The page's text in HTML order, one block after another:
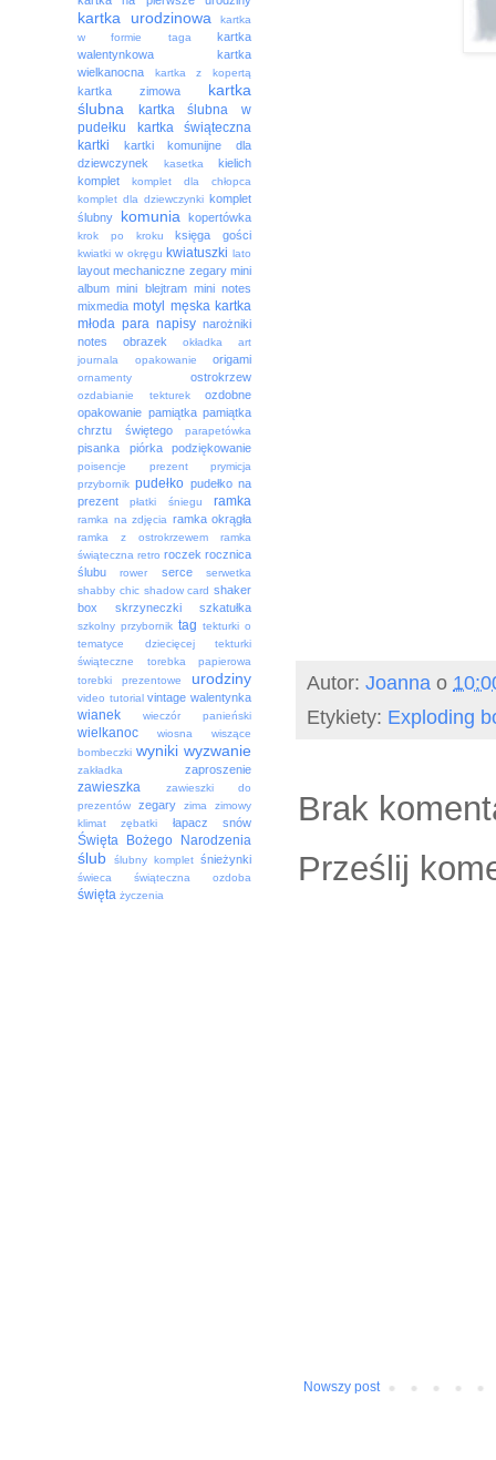
Autor: Joanna o
Etykiety: Exploding
Brak
Prześlij
Nowszy post
kartka urodzinowa
kartka
w formie taga
kartka
walentynkowa
kartka
wielkanocna
kartka z kopertą
kartka zimowa
kartka
ślubna
kartka ślubna w
pudełku
kartka świąteczna
kartki
kartki komunijne dla
dziewczynek
kasetka
kielich
komplet
komplet dla chłopca
komplet dla dziewczynki komplet
ślubny
komunia kopertówka
krok po kroku księga gości
kwiatki w okręgu kwiatuszki lato
layout mechaniczne zegary mini
album mini blejtram mini notes
mixmedia motyl męska kartka
młoda para napisy narożniki
notes
obrazek
okładka art
journala
opakowanie origami
ornamenty ostrokrzew
ozdabianie tekturek
ozdobne
opakowanie pamiątka pamiątka
chrztu świętego
parapetówka
pisanka piórka podziękowanie
poisencje prezent
prymicja
przybornik pudełko pudełko na
prezent
płatki śniegu ramka
ramka na zdjęcia ramka okrągła
ramka z ostrokrzewem
ramka
świąteczna retro roczek rocznica
ślubu
rower serce
serwetka
shabby chic shadow card shaker
box
skrzyneczki szkatułka
szkolny przybornik tag tekturki o
tematyce dziecięcej
tekturki
świąteczne
torebka papierowa
torebki prezentowe
urodziny
video tutorial vintage walentynka
wianek wieczór panieński
wielkanoc wiosna
wiszące
bombeczki wyniki wyzwanie
zakładka zaproszenie
zawieszka
zawieszki do
prezentów
zegary zima
zimowy
klimat
zębatki łapacz snów
Święta Bożego Narodzenia
ślub ślubny komplet śnieżynki
świeca świąteczna ozdoba
święta życzenia